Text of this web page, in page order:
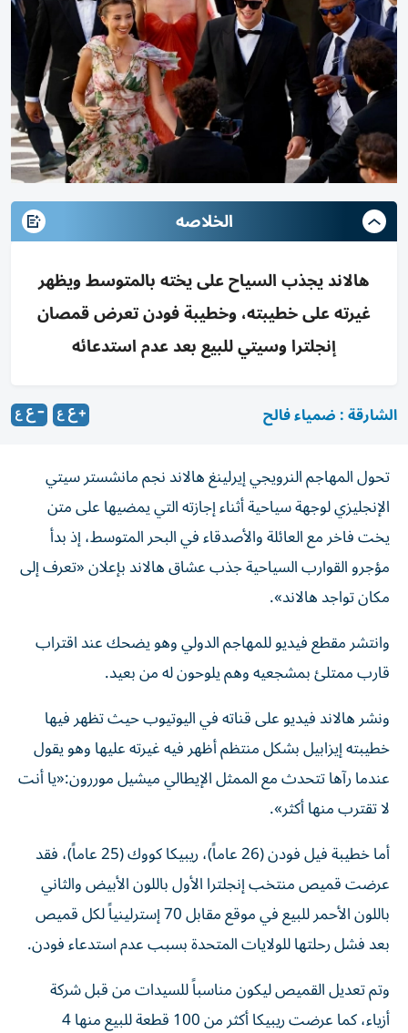
الخلاصه
هالاند يجذب السياح على يخته بالمتوسط ويظهر
غيرته على خطيبته، وخطيبة فودن تعرض قمصان
إنجلترا وسيتي للبيع بعد عدم استدعائه
الشارقة : ضمياء فالح
تحول المهاجم النرويجي إيرلينغ هالاند نجم مانشستر سيتي
الإنجليزي لوجهة سياحية أثناء إجازته التي يمضيها على متن
يخت فاخر مع العائلة والأصدقاء في البحر المتوسط، إذ بدأ
مؤجرو القوارب السياحية جذب عشاق هالاند بإعلان «تعرف إلى
مكان تواجد هالاند».
وانتشر مقطع فيديو للمهاجم الدولي وهو يضحك عند اقتراب
قارب ممتلئ بمشجعيه وهم يلوحون له من بعيد.
ونشر هالاند فيديو على قناته في اليوتيوب حيث تظهر فيها
خطيبته إيزابيل بشكل منتظم أظهر فيه غيرته عليها وهو يقول
عندما رآها تتحدث مع الممثل الإيطالي ميشيل موررون:«يا أنت
لا تقترب منها أكثر».
أما خطيبة فيل فودن (26 عاماً)، ريبيكا كووك (25 عاماً)، فقد
عرضت قميص منتخب إنجلترا الأول باللون الأبيض والثاني
باللون الأحمر للبيع في موقع مقابل 70 إسترلينياً لكل قميص
بعد فشل رحلتها للولايات المتحدة بسبب عدم استدعاء فودن.
وتم تعديل القميص ليكون مناسباً للسيدات من قبل شركة
أزياء، كما عرضت ريبيكا أكثر من 100 قطعة للبيع منها 4